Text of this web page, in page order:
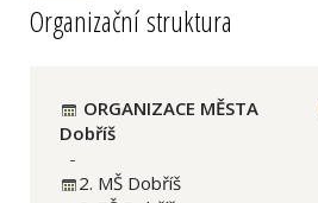
Organizační struktura
ORGANIZACE MĚSTA
Dobříš
-
2. MŠ Dobříš